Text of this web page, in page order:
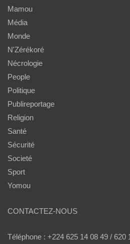
Mamou
Média
Monde
N'Zérékoré
Nécrologie
People
Politique
Publireportage
Religion
Santé
Sécurité
Societé
Sport
Yomou
CONTACTEZ-NOUS
Téléphone : +224 625 14 08 49 / 620